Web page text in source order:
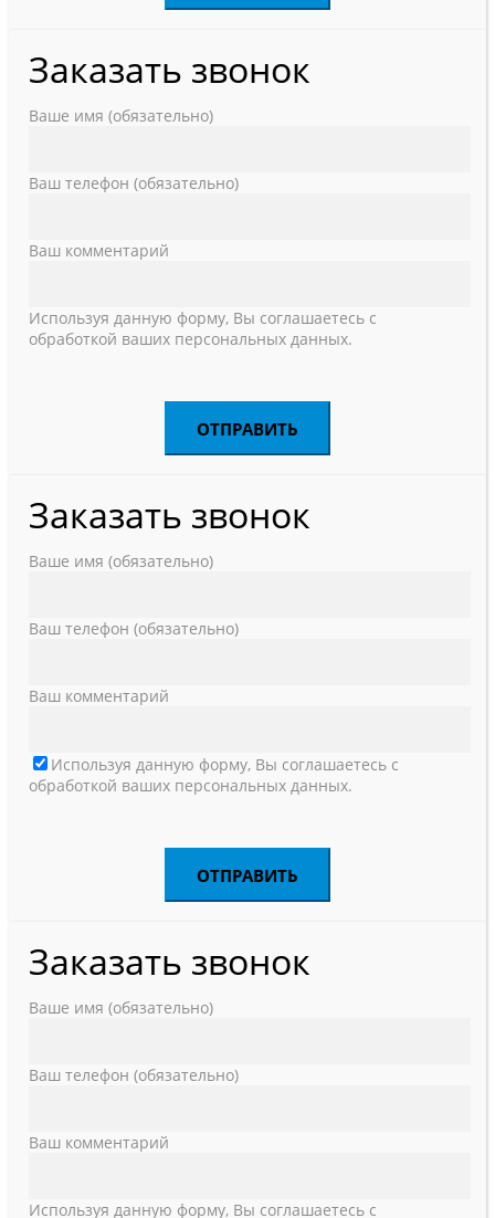
Заказать звонок
Ваше имя (обязательно)
Ваш телефон (обязательно)
Ваш комментарий
Используя данную форму, Вы соглашаетесь с
обработкой ваших персональных данных.
Заказать звонок
Ваше имя (обязательно)
Ваш телефон (обязательно)
Ваш комментарий
Используя данную форму, Вы соглашаетесь с
обработкой ваших персональных данных.
Заказать звонок
Ваше имя (обязательно)
Ваш телефон (обязательно)
Ваш комментарий
Используя данную форму, Вы соглашаетесь с